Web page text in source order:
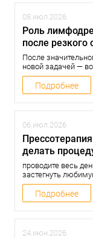
08.июл.2026
Роль
после резкого
После
новой задачей —
если удалось
всегда успевает
может стать менее
отечность и
Подробнее
06.июл.2026
делать
проводите весь
застегнуть
Разбираемся, как
«разогнать»
выполнять
Подробнее
24.июн.2026